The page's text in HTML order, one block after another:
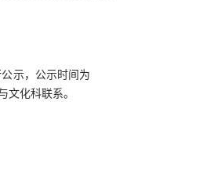
示，公示时间为
文化科联系。